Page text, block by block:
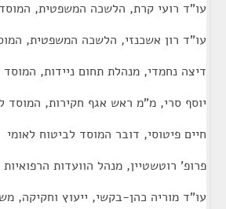
עו"ד רועי קרת, הלשכה המשפטית, המוסד
עו"ד רון אשכנזי, הלשכה המשפטית,
דיצה נחמדי, מנהלת תחום ניידות, המוסד
יוסף סרי, מ"מ ראש אגף חקירות, המוסד
חיים פיטוסי, דובר המוסד לביטוח לאומי
פרופ' רוטשטיין, מנהל הוועדות הרפואיות
עו"ד מוריה כהן-בקשי, ייעוץ וחקיקה,